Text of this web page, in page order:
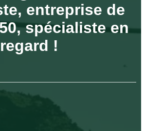
entreprise de
spécialiste en
!